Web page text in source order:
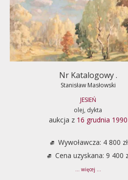
Nr Katalogowy .
Stanisław Masłowski
JESIEŃ
olej, dykta
aukcja z 16 grudnia 1990
Wywoławcza: 4 800 zł
Cena uzyskana: 9 400
... więcej ...